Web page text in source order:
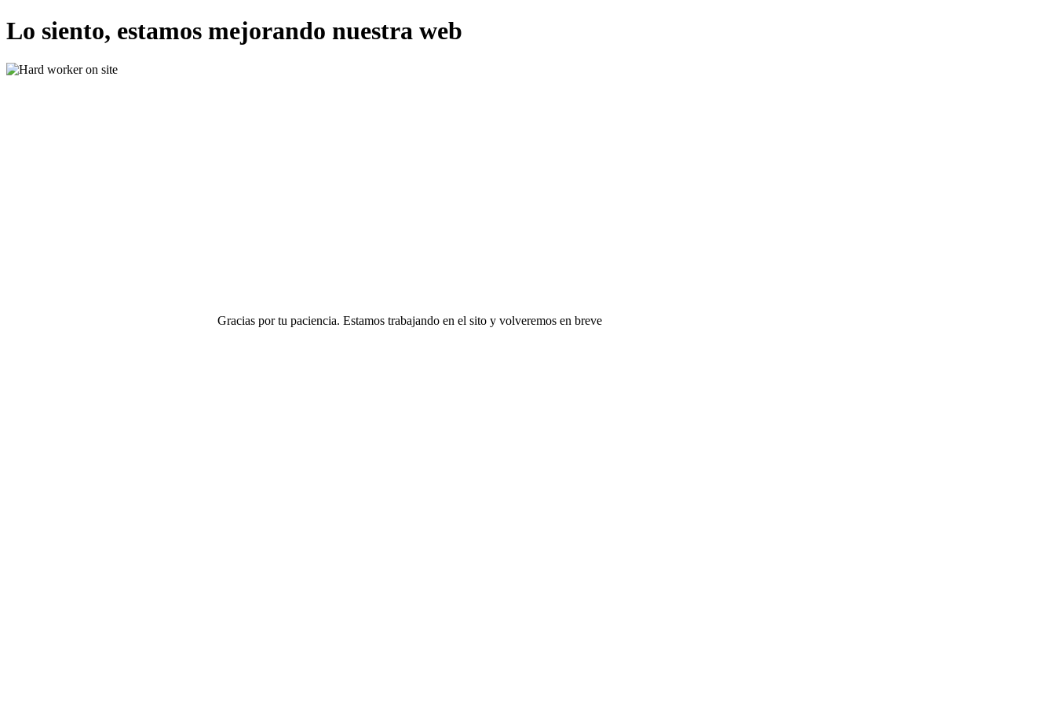
Lo siento, estamos mejorando nuestra web
Gracias por tu paciencia. Estamos trabajando en el sito y volveremos en breve